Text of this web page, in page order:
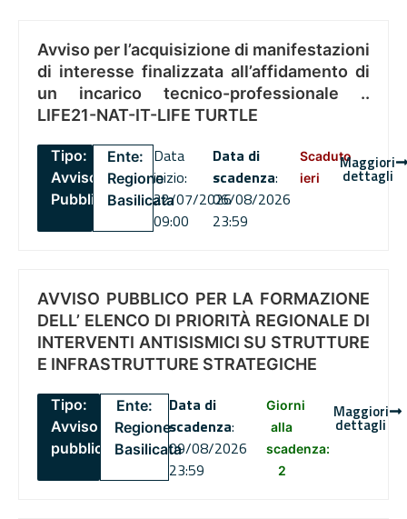
Avviso per l’acquisizione di manifestazioni
di interesse finalizzata all’affidamento di
un incarico tecnico-professionale ..
LIFE21-NAT-IT-LIFE TURTLE
Tipo:
Avviso
Pubblico
Ente:
Regione
Basilicata
Data
inizio:
22/07/2026
09:00
Data di
scadenza:
06/08/2026
23:59
Scaduto
ieri
Maggiori
dettagli
AVVISO PUBBLICO PER LA FORMAZIONE
DELL’ ELENCO DI PRIORITÀ REGIONALE DI
INTERVENTI ANTISISMICI SU STRUTTURE
E INFRASTRUTTURE STRATEGICHE
Tipo:
Avviso
pubblico
Ente:
Regione
Basilicata
Data di
scadenza:
09/08/2026
23:59
Giorni
alla
scadenza:
2
Maggiori
dettagli